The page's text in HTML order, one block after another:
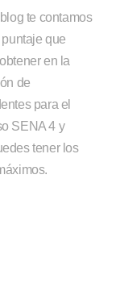
te contamos
que
en la
de
para el
SENA 4 y
tener los